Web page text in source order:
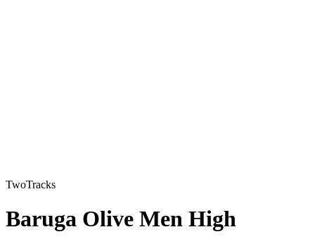
TwoTracks
Baruga Olive Men High